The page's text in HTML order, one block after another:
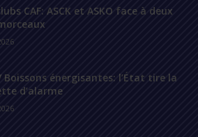
CAF: ASCK et ASKO face à deux
Boissons énergisantes: l’État tire la
d’alarme